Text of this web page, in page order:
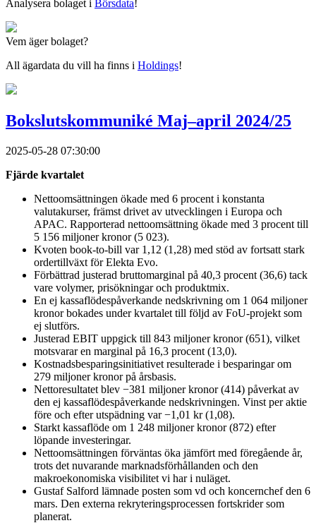
Analysera bolaget i Börsdata!
Vem äger bolaget?
All ägardata du vill ha finns i Holdings!
Bokslutskommuniké Maj–april 2024/25
2025-05-28 07:30:00
Fjärde kvartalet
Nettoomsättningen ökade med 6 procent i konstanta
valutakurser, främst drivet av utvecklingen i Europa och
APAC. Rapporterad nettoomsättning ökade med 3 procent till
5 156 miljoner kronor (5 023).
Kvoten book-to-bill var 1,12 (1,28) med stöd av fortsatt stark
ordertillväxt för Elekta Evo.
Förbättrad justerad bruttomarginal på 40,3 procent (36,6) tack
vare volymer, prisökningar och produktmix.
En ej kassaflödespåverkande nedskrivning om 1 064 miljoner
kronor bokades under kvartalet till följd av FoU-projekt som
ej slutförs.
Justerad EBIT uppgick till 843 miljoner kronor (651), vilket
motsvarar en marginal på 16,3 procent (13,0).
Kostnadsbesparingsinitiativet resulterade i besparingar om
279 miljoner kronor på årsbasis.
Nettoresultatet blev −381 miljoner kronor (414) påverkat av
den ej kassaflödespåverkande nedskrivningen. Vinst per aktie
före och efter utspädning var −1,01 kr (1,08).
Starkt kassaflöde om 1 248 miljoner kronor (872) efter
löpande investeringar.
Nettoomsättningen förväntas öka jämfört med föregående år,
trots det nuvarande marknadsförhållanden och den
makroekonomiska visibilitet vi har i nuläget.
Gustaf Salford lämnade posten som vd och koncernchef den 6
mars. Den externa rekryteringsprocessen fortskrider som
planerat.